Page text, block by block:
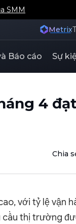
SMM
Metrix
Báo cáo Sự
4 đạt
Chia
với tỷ lệ vận
cầu thị trường